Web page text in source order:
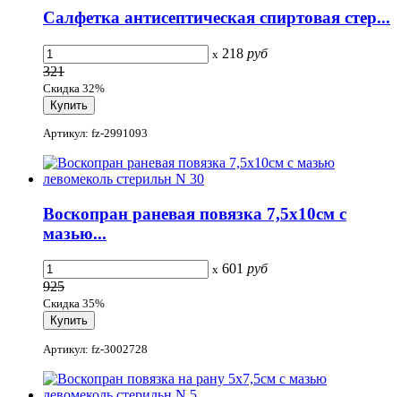
Салфетка антисептическая спиртовая стер...
x 218 руб
321
Скидка 32%
Артикул: fz-2991093
Воскопран раневая повязка 7,5х10см с
мазью...
x 601 руб
925
Скидка 35%
Артикул: fz-3002728